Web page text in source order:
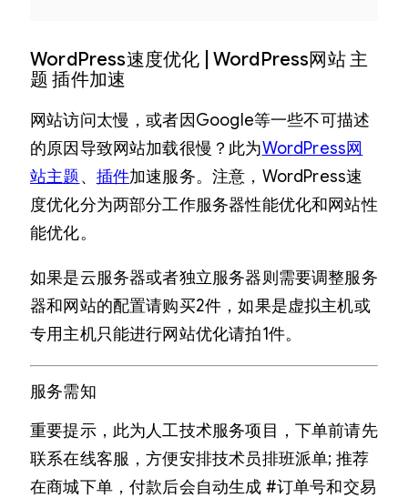
WordPress速度优化 | WordPress网站 主
题 插件加速
网站访问太慢，或者因Google等一些不可描述
的原因导致网站加载很慢？此为WordPress网
站主题、 插件加速服务。注意，WordPress速
度优化分为两部分工作服务器性能优化和网站性
能优化。
如果是云服务器或者独立服务器则需要调整服务
器和网站的配置请购买2件，如果是虚拟主机或
专用主机只能进行网站优化请拍1件。
服务需知
重要提示，此为人工技术服务项目，下单前请先
联系在线客服，方便安排技术员排班派单; 推荐
在商城下单，付款后会自动生成 #订单号和交易